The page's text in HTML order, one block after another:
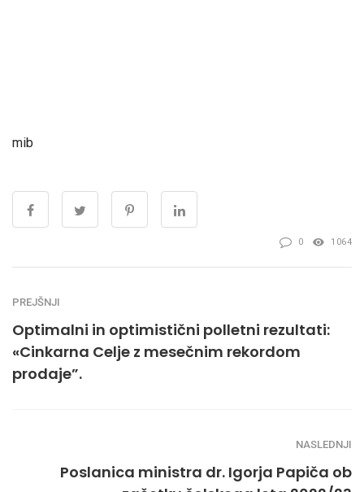
mib
0 1064
PREJŠNJI
Optimalni in optimistični polletni rezultati:
«Cinkarna Celje z mesečnim rekordom
prodaje”.
NASLEDNJI
Poslanica ministra dr. Igorja Papiča ob